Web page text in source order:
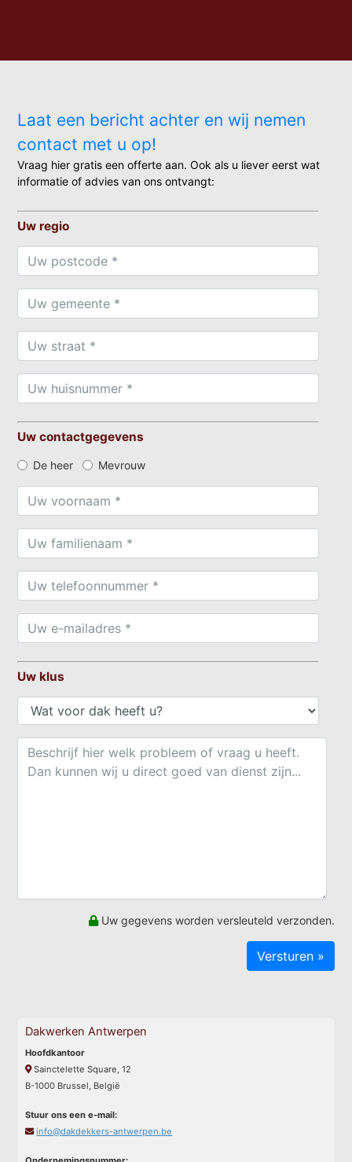
Laat een bericht achter en wij nemen
contact met u op!
Vraag hier gratis een offerte aan. Ook als u liever eerst wat
informatie of advies van ons ontvangt:
Uw regio
Uw contactgegevens
De heer Mevrouw
Uw klus
Uw gegevens worden versleuteld verzonden.
Dakwerken Antwerpen
Hoofdkantoor
Sainctelette Square, 12
B-1000 Brussel, België
Stuur ons een e-mail:
info@dakdekkers-antwerpen.be